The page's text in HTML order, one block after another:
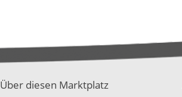
Über diesen Marktplatz